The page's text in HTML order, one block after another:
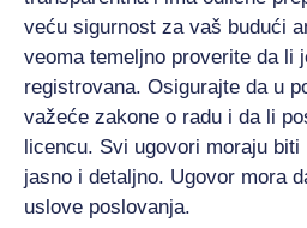
veću sigurnost za vaš budući
veoma temeljno proverite da li
registrovana. Osigurajte da u
važeće zakone o radu i da li
licencu. Svi ugovori moraju
jasno i detaljno. Ugovor mora
uslove poslovanja.